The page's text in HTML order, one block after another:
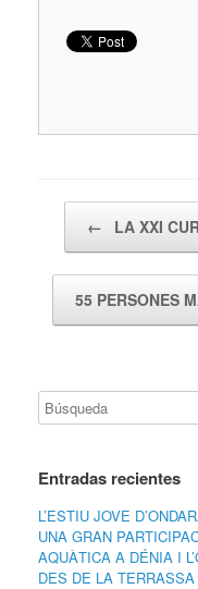
← LA XXI
55 PERSONES
Entradas recientes
L’ESTIU JOVE
UNA GRAN
AQUÀTICA A DÉNIA I
DES DE LA TERRASSA